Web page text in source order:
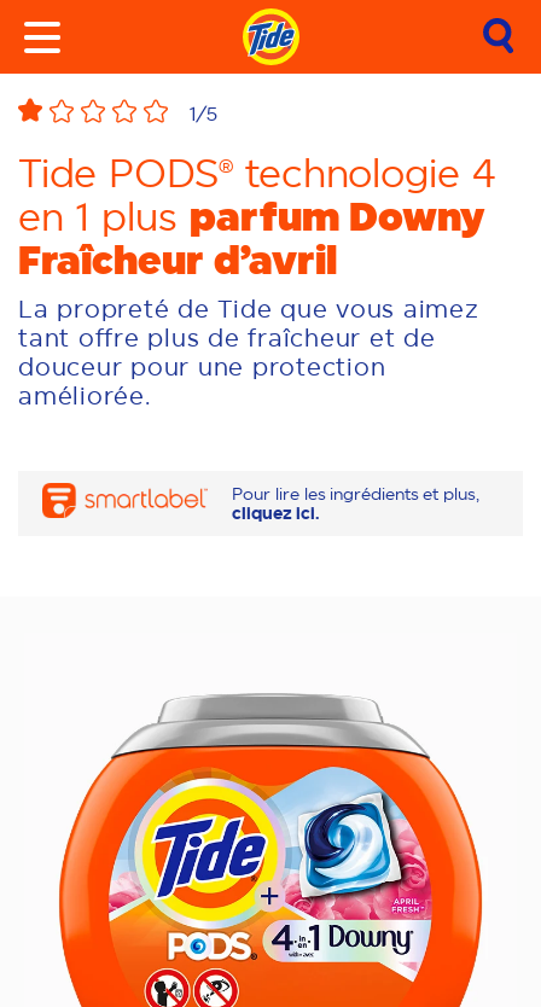
1/5
Tide PODS® technologie 4
en 1 plus parfum Downy
Fraîcheur d’avril
La propreté de Tide que vous aimez
tant offre plus de fraîcheur et de
douceur pour une protection
améliorée.
Pour lire les ingrédients et plus,
cliquez ici.